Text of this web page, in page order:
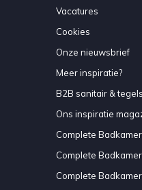
Vacatures
Cookies
Onze nieuwsbrief
Meer inspiratie?
B2B sanitair &
Ons inspiratie
Complete
Complete
Complete